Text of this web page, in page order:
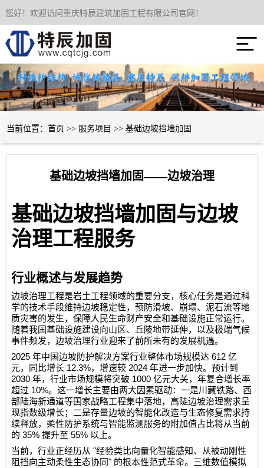
您好！欢迎访问重庆特辰建筑加固工程有限公司官网！

网站首页
服务项目
联系我们
当前位置： 首页 >> 服务项目 >> 基础边坡挡墙加固
基础边坡挡墙加固——边坡治理
基础边坡挡墙加固与边坡
治理工程服务
行业概述与发展趋势
边坡治理工程是岩土工程领域的重要分支，核心任务是通过科
学的技术手段维持边坡稳定性，预防滑坡、崩塌、泥石流等地
质灾害的发生，保障人民生命财产安全和基础设施正常运行。
随着我国基础设施建设向山区、丘陵地带延伸，以及极端气候
事件频发，边坡治理行业迎来了前所未有的发展机遇。
2025年中国边坡防护解决方案行业整体市场规模达 612亿
元，同比增长 12.3%，增速较 2024年进一步加快。预计到
2030年，行业市场规模将突破 1000亿元大关，年复合增长率
超过 10%。这一增长主要由两大因素驱动：一是川藏铁路、西
部陆海新通道等国家战略工程集中落地，高陡边坡治理需求呈
现指数级增长；二是存量边坡的智能化改造与生态修复需求持
续释放，柔性防护系统与智能监测服务的附加值占比将从当前
的 35%提升至 55% 以上。
当前，行业正经历从 "经验类比向量化智能感知、从被动刚性
阻挡向主动柔性生态协同" 的根本性范式革命。三维数值模拟